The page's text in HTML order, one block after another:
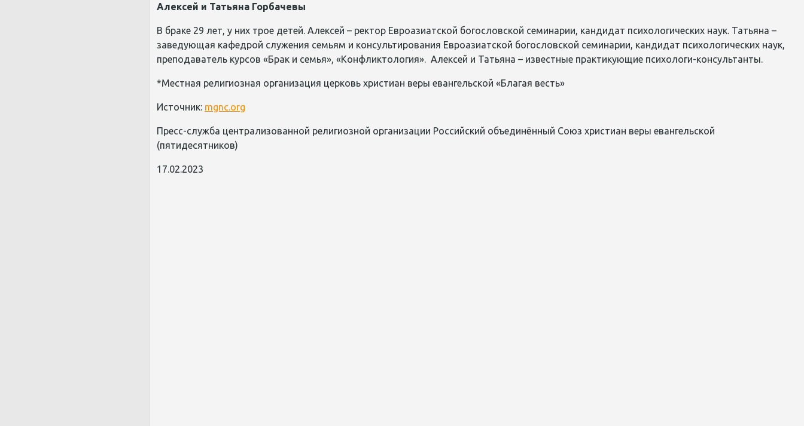
Алексей и Татьяна Горбачевы
В браке 29 лет, у них трое детей. Алексей – ректор Евроазиатской богословской семинарии, кандидат психологических наук. Татьяна –
заведующая кафедрой служения семьям и консультирования Евроазиатской богословской семинарии, кандидат психологических наук,
преподаватель курсов «Брак и семья», «Конфликтология». Алексей и Татьяна – известные практикующие психологи-консультанты.
*Местная религиозная организация церковь христиан веры евангельской «Благая весть»
Источник: mgnc.org
Пресс-служба централизованной религиозной организации Российский объединённый Союз христиан веры евангельской
(пятидесятников)
17.02.2023